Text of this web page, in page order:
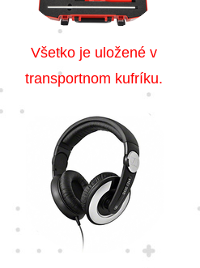
Všetko je uložené v
transportnom kufríku.